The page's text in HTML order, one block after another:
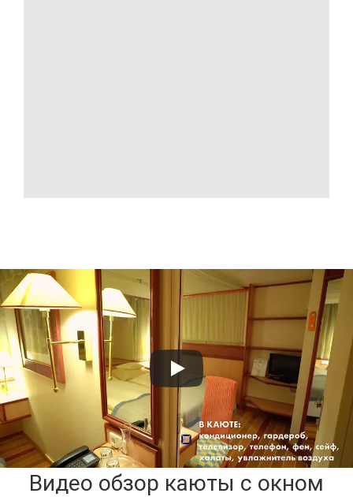
Видео обзор каюты с окном